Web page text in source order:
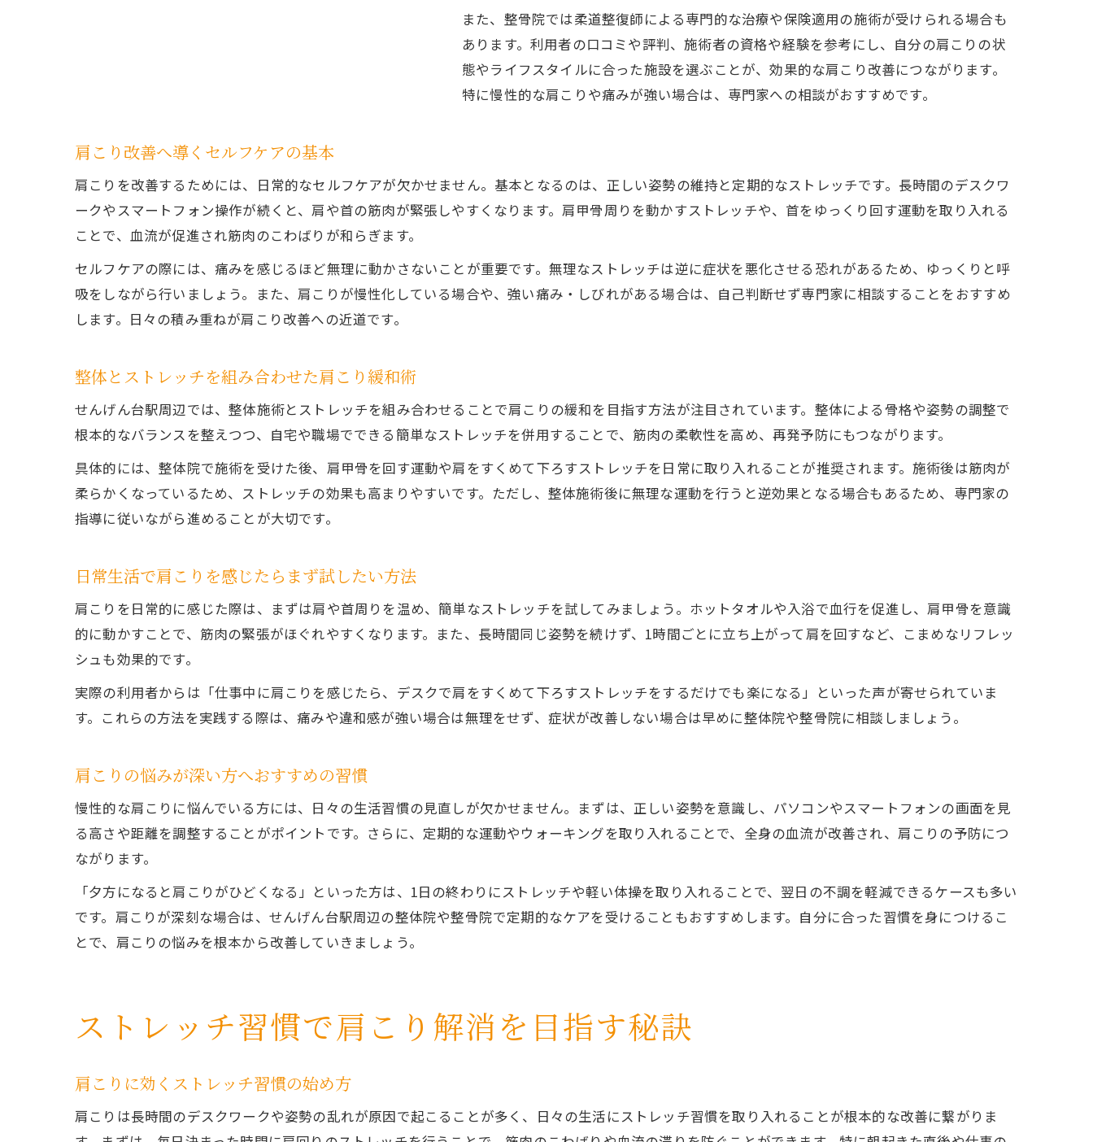
口コミで話題の肩こり対策を紹介
肩こりに効くリラクゼーション方法比較
肩まわりをほぐす簡単ストレッチ実践術
肩こりに即効性が期待できる簡単ストレッチ
肩こりを感じた時のリフレッシュ法
ストレッチ中の注意点と効果的な呼吸法
整体院に頼らず肩こりを軽減する方法
自宅でできる肩こりセルフケア徹底比較
肩こり改善に役立つセルフマッサージ法
また、整骨院では柔道整復師による専門的な治療や保険適用の施術が受けられる場合も
あります。利用者の口コミや評判、施術者の資格や経験を参考にし、自分の肩こりの状
態やライフスタイルに合った施設を選ぶことが、効果的な肩こり改善につながります。
特に慢性的な肩こりや痛みが強い場合は、専門家への相談がおすすめです。
肩こり改善へ導くセルフケアの基本
肩こりを改善するためには、日常的なセルフケアが欠かせません。基本となるのは、正しい姿勢の維持と定期的なストレッチです。長時間のデスクワ
ークやスマートフォン操作が続くと、肩や首の筋肉が緊張しやすくなります。肩甲骨周りを動かすストレッチや、首をゆっくり回す運動を取り入れる
ことで、血流が促進され筋肉のこわばりが和らぎます。
セルフケアの際には、痛みを感じるほど無理に動かさないことが重要です。無理なストレッチは逆に症状を悪化させる恐れがあるため、ゆっくりと呼
吸をしながら行いましょう。また、肩こりが慢性化している場合や、強い痛み・しびれがある場合は、自己判断せず専門家に相談することをおすすめ
します。日々の積み重ねが肩こり改善への近道です。
整体とストレッチを組み合わせた肩こり緩和術
せんげん台駅周辺では、整体施術とストレッチを組み合わせることで肩こりの緩和を目指す方法が注目されています。整体による骨格や姿勢の調整で
根本的なバランスを整えつつ、自宅や職場でできる簡単なストレッチを併用することで、筋肉の柔軟性を高め、再発予防にもつながります。
具体的には、整体院で施術を受けた後、肩甲骨を回す運動や肩をすくめて下ろすストレッチを日常に取り入れることが推奨されます。施術後は筋肉が
柔らかくなっているため、ストレッチの効果も高まりやすいです。ただし、整体施術後に無理な運動を行うと逆効果となる場合もあるため、専門家の
指導に従いながら進めることが大切です。
日常生活で肩こりを感じたらまず試したい方法
肩こりを日常的に感じた際は、まずは肩や首周りを温め、簡単なストレッチを試してみましょう。ホットタオルや入浴で血行を促進し、肩甲骨を意識
的に動かすことで、筋肉の緊張がほぐれやすくなります。また、長時間同じ姿勢を続けず、1時間ごとに立ち上がって肩を回すなど、こまめなリフレッ
シュも効果的です。
実際の利用者からは「仕事中に肩こりを感じたら、デスクで肩をすくめて下ろすストレッチをするだけでも楽になる」といった声が寄せられていま
す。これらの方法を実践する際は、痛みや違和感が強い場合は無理をせず、症状が改善しない場合は早めに整体院や整骨院に相談しましょう。
肩こりの悩みが深い方へおすすめの習慣
慢性的な肩こりに悩んでいる方には、日々の生活習慣の見直しが欠かせません。まずは、正しい姿勢を意識し、パソコンやスマートフォンの画面を見
る高さや距離を調整することがポイントです。さらに、定期的な運動やウォーキングを取り入れることで、全身の血流が改善され、肩こりの予防につ
ながります。
「夕方になると肩こりがひどくなる」といった方は、1日の終わりにストレッチや軽い体操を取り入れることで、翌日の不調を軽減できるケースも多い
です。肩こりが深刻な場合は、せんげん台駅周辺の整体院や整骨院で定期的なケアを受けることもおすすめします。自分に合った習慣を身につけるこ
とで、肩こりの悩みを根本から改善していきましょう。
ストレッチ習慣で肩こり解消を目指す秘訣
肩こりに効くストレッチ習慣の始め方
肩こりは長時間のデスクワークや姿勢の乱れが原因で起こることが多く、日々の生活にストレッチ習慣を取り入れることが根本的な改善に繋がりま